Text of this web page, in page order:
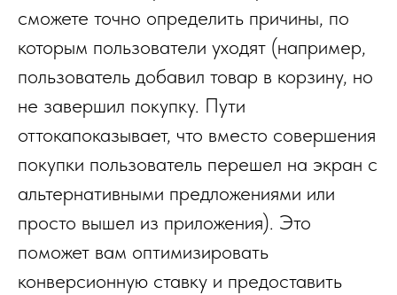
сможете точно определить причины, по
которым пользователи уходят (например,
пользователь добавил товар в корзину, но
не завершил покупку. Пути
оттокапоказывает, что вместо совершения
покупки пользователь перешел на экран с
альтернативными предложениями или
просто вышел из приложения). Это
поможет вам оптимизировать
конверсионную ставку и предоставить